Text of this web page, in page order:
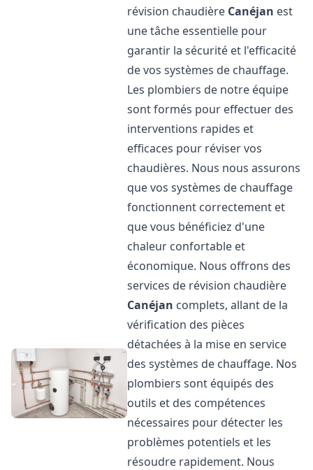
révision chaudière Canéjan est
une tâche essentielle pour
garantir la sécurité et l'efficacité
de vos systèmes de chauffage.
Les plombiers de notre équipe
sont formés pour effectuer des
interventions rapides et
efficaces pour réviser vos
chaudières. Nous nous assurons
que vos systèmes de chauffage
fonctionnent correctement et
que vous bénéficiez d'une
chaleur confortable et
économique. Nous offrons des
services de révision chaudière
Canéjan complets, allant de la
vérification des pièces
détachées à la mise en service
des systèmes de chauffage. Nos
plombiers sont équipés des
outils et des compétences
nécessaires pour détecter les
problèmes potentiels et les
résoudre rapidement. Nous